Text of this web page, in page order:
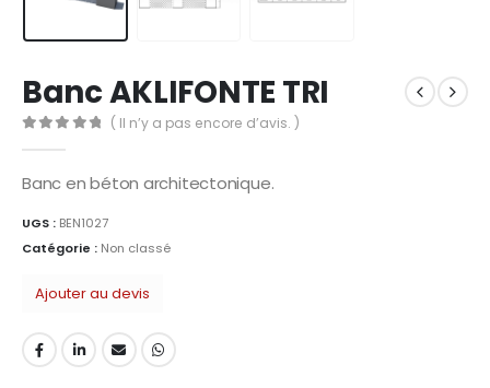
Banc AKLIFONTE TRI
( Il n’y a pas encore d’avis. )
Banc en béton architectonique.
UGS : BEN1027
Catégorie : Non classé
Ajouter au devis